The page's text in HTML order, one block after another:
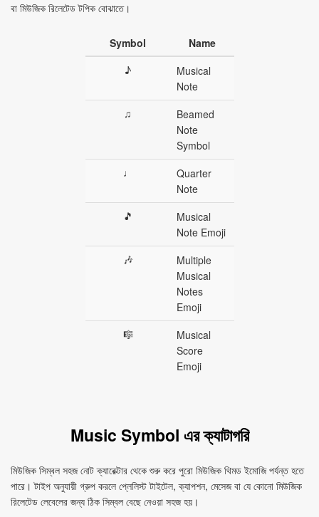
বা মিউজিক রিলেটেড টপিক বোঝাতে।
Symbol
Name
♪
Musical
Note
♫
Beamed
Note
Symbol
♩
Quarter
Note
🎵
Musical
Note Emoji
🎶
Multiple
Musical
Notes
Emoji
🎼
Musical
Score
Emoji
Music Symbol এর ক্যাটাগরি
মিউজিক সিম্বল সহজ নোট ক্যারেক্টার থেকে শুরু করে পুরো মিউজিক থিমড ইমোজি পর্যন্ত হতে
পারে। টাইপ অনুযায়ী গ্রুপ করলে প্লেলিস্ট টাইটেল, ক্যাপশন, মেসেজ বা যে কোনো মিউজিক
রিলেটেড লেবেলের জন্য ঠিক সিম্বল বেছে নেওয়া সহজ হয়।